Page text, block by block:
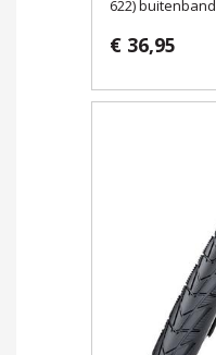
622) buitenband
€ 36,95